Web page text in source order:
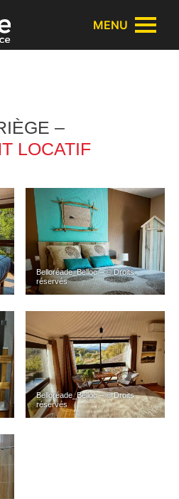
MENU
–
LOCATIF
Belloréade_Belloc – © Droits
réservés
Belloréade_Belloc – © Droits
réservés